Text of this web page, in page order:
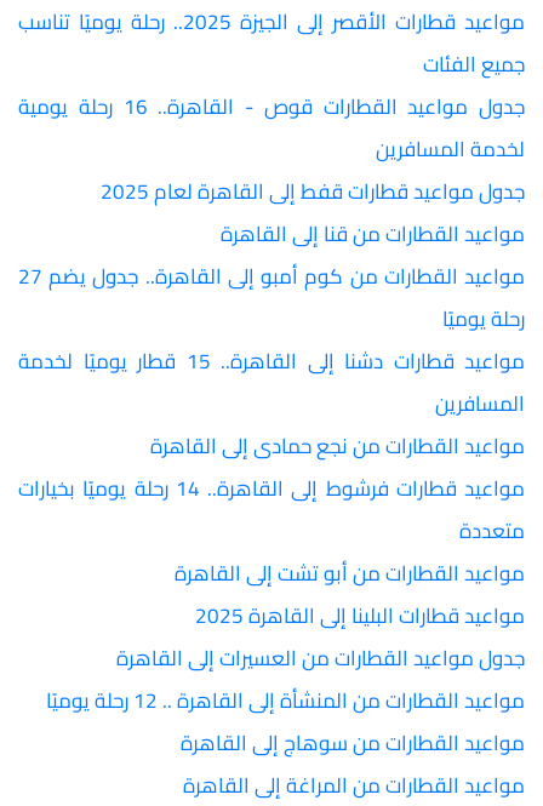
مواعيد قطارات الأقصر إلى الجيزة 2025.. رحلة يوميًا تناسب
جميع الفئات
جدول مواعيد القطارات قوص - القاهرة.. 16 رحلة يومية
لخدمة المسافرين
جدول مواعيد قطارات قفط إلى القاهرة لعام 2025
مواعيد القطارات من قنا إلى القاهرة
مواعيد القطارات من كوم أمبو إلى القاهرة.. جدول يضم 27
رحلة يوميًا
مواعيد قطارات دشنا إلى القاهرة.. 15 قطار يوميًا لخدمة
المسافرين
مواعيد القطارات من نجع حمادى إلى القاهرة
مواعيد قطارات فرشوط إلى القاهرة.. 14 رحلة يوميًا بخيارات
متعددة
مواعيد القطارات من أبو تشت إلى القاهرة
مواعيد قطارات البلينا إلى القاهرة 2025
جدول مواعيد القطارات من العسيرات إلى القاهرة
مواعيد القطارات من المنشأة إلى القاهرة .. 12 رحلة يوميًا
مواعيد القطارات من سوهاج إلى القاهرة
مواعيد القطارات من المراغة إلى القاهرة